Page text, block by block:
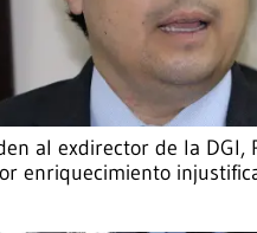
al exdirector de la DGI,
enriquecimiento